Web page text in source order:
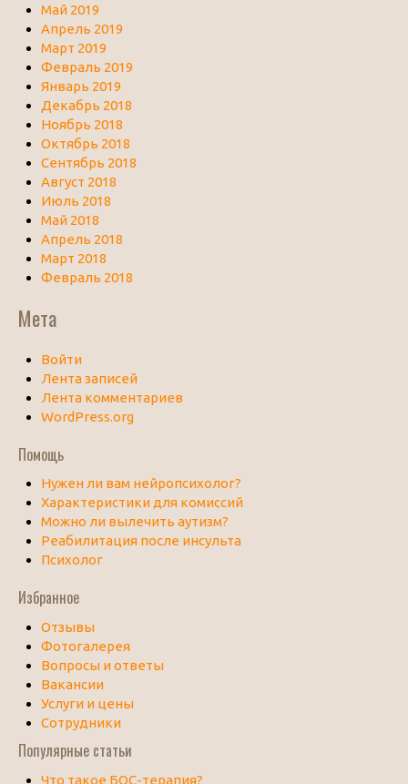
Май 2019
Апрель 2019
Март 2019
Февраль 2019
Январь 2019
Декабрь 2018
Ноябрь 2018
Октябрь 2018
Сентябрь 2018
Август 2018
Июль 2018
Май 2018
Апрель 2018
Март 2018
Февраль 2018
Мета
Войти
Лента записей
Лента комментариев
WordPress.org
Помощь
Нужен ли вам нейропсихолог?
Характеристики для комиссий
Можно ли вылечить аутизм?
Реабилитация после инсульта
Психолог
Избранное
Отзывы
Фотогалерея
Вопросы и ответы
Вакансии
Услуги и цены
Сотрудники
Популярные статьи
Что такое БОС-терапия?